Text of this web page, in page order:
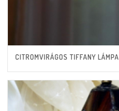
CITROMVIRÁGOS TIFFANY LÁMPA